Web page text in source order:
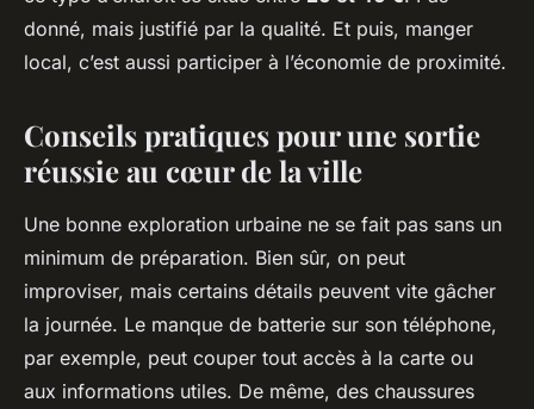
donné, mais justifié par la qualité. Et puis, manger
local, c’est aussi participer à l’économie de proximité.
Conseils pratiques pour une sortie
réussie au cœur de la ville
Une bonne exploration urbaine ne se fait pas sans un
minimum de préparation. Bien sûr, on peut
improviser, mais certains détails peuvent vite gâcher
la journée. Le manque de batterie sur son téléphone,
par exemple, peut couper tout accès à la carte ou
aux informations utiles. De même, des chaussures